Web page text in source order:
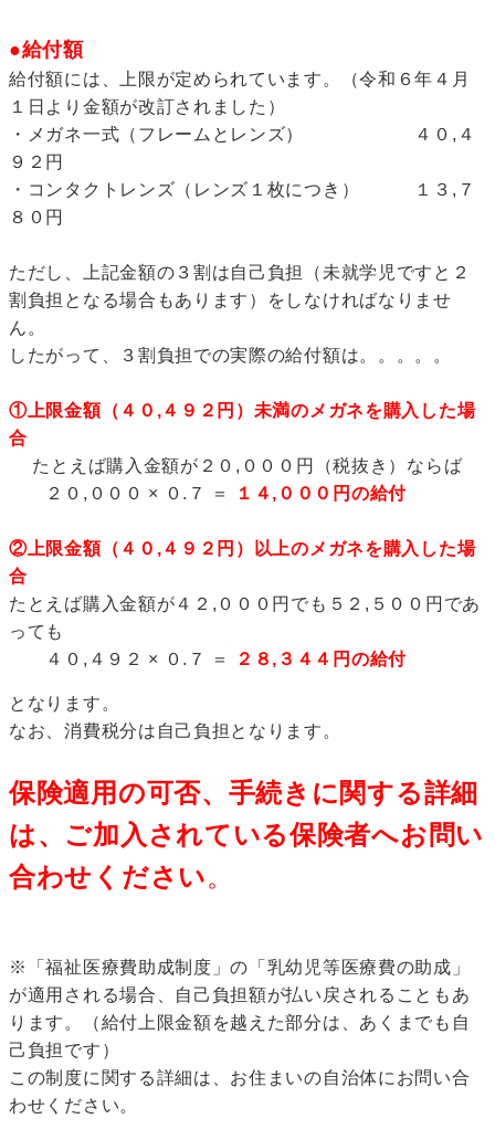
●給付額
給付額には、上限が定められています。（令和６年４月
１日より金額が改訂されました）
・メガネ一式（フレームとレンズ） ４０,４
９２円
・コンタクトレンズ（レンズ１枚につき） １３,７
８０円
ただし、上記金額の３割は自己負担（未就学児ですと２
割負担となる場合もあります）をしなければなりませ
ん。
したがって、３割負担での実際の給付額は。。。。。
①上限金額（４０,４９２円）未満のメガネを購入した場
合
たとえば購入金額が２０,０００円（税抜き）ならば
２０,０００ × ０.７ ＝
１４,０００円の給付
②上限金額（４０,４９２円）以上のメガネを購入した場
合
たとえば購入金額が４２,０００円でも５２,５００円であ
っても
４０,４９２ × ０.７ ＝
２８,３４４円の給付
となります。
なお、消費税分は自己負担となります。
保険適用の可否、手続きに関する詳細
は、ご加入されている保険者へお問い
合わせください。
※「福祉医療費助成制度」の「乳幼児等医療費の助成」
が適用される場合、自己負担額が払い戻されることもあ
ります。（給付上限金額を越えた部分は、あくまでも自
己負担です）
この制度に関する詳細は、お住まいの自治体にお問い合
わせください。